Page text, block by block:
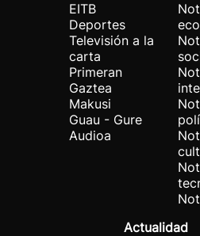
EITB
Deportes
Televisión a la
carta
Primeran
Gaztea
Makusi
Guau - Gure
Audioa
Actualidad